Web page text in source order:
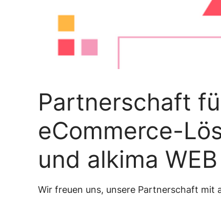
Smartere
Produktempfehlungen
Newsroom
Partnerschaft
eCommerce-
und alkima
Wir freuen uns, unsere Partnerschaft mit